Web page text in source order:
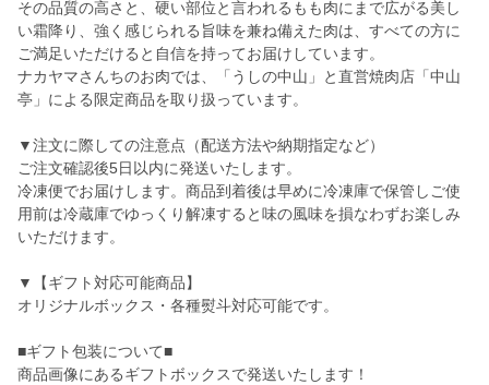
その品質の高さと、硬い部位と言われるもも肉にまで広がる美し
い霜降り、強く感じられる旨味を兼ね備えた肉は、すべての方に
ご満足いただけると自信を持ってお届けしています。
ナカヤマさんちのお肉では、「うしの中山」と直営焼肉店「中山
亭」による限定商品を取り扱っています。
▼注文に際しての注意点（配送方法や納期指定など）
ご注文確認後5日以内に発送いたします。
冷凍便でお届けします。商品到着後は早めに冷凍庫で保管しご使
用前は冷蔵庫でゆっくり解凍すると味の風味を損なわずお楽しみ
いただけます。
▼【ギフト対応可能商品】
オリジナルボックス・各種熨斗対応可能です。
■ギフト包装について■
商品画像にあるギフトボックスで発送いたします！